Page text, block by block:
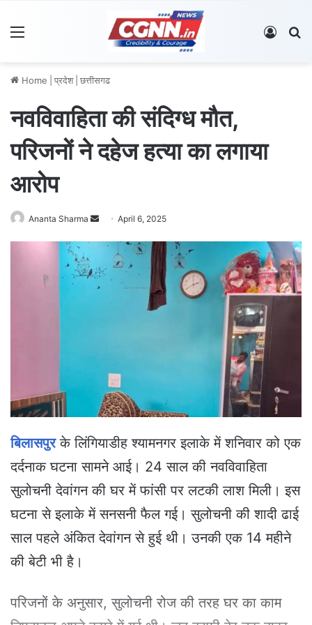
Log In
Home प्रदेश छत्तीसगढ
नवविवाहिता की संदिग्ध मौत,
परिजनों ने दहेज हत्या का लगाया
आरोप
Ananta Sharma
d
a
April 6, 2025
बिलासपुरके लिंगियाडीह श्यामनगर इलाके में शनिवार को एक
दर्दनाक घटना सामने आई। 24 साल की नवविवाहिता
सुलोचनी देवांगन की घर में फांसी पर लटकी लाश मिली। इस
घटना से इलाके में सनसनी फैल गई। सुलोचनी की शादी ढाई
साल पहले अंकित देवांगन से हुई थी। उनकी एक 14 महीने
की बेटी भी है।
परिजनों के अनुसार, सुलोचनी रोज की तरह घर का काम